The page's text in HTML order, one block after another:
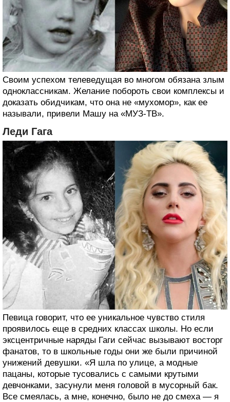
Своим успехом телеведущая во многом обязана злым
одноклассникам. Желание побороть свои комплексы и
доказать обидчикам, что она не «мухомор», как ее
называли, привели Машу на «МУЗ-ТВ».
Леди Гага
Певица говорит, что ее уникальное чувство стиля
проявилось еще в средних классах школы. Но если
эксцентричные наряды Гаги сейчас вызывают восторг
фанатов, то в школьные годы они же были причиной
унижений девушки. «Я шла по улице, а модные
пацаны, которые тусовались с самыми крутыми
девчонками, засунули меня головой в мусорный бак.
Все смеялась, а мне, конечно, было не до смеха — я